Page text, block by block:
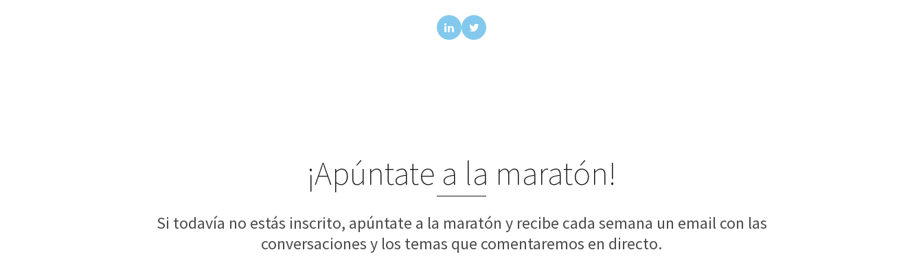
¡Apúntate a la maratón!
Si todavía no estás inscrito, apúntate a la maratón y recibe cada semana un email con las
conversaciones y los temas que comentaremos en directo.